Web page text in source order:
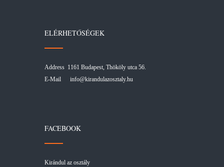
ELÉRHETŐSÉGEK
Address 1161 Budapest, Thököly utca 56.
E-Mail info@kirandulazosztaly.hu
FACEBOOK
Kirándul az osztály